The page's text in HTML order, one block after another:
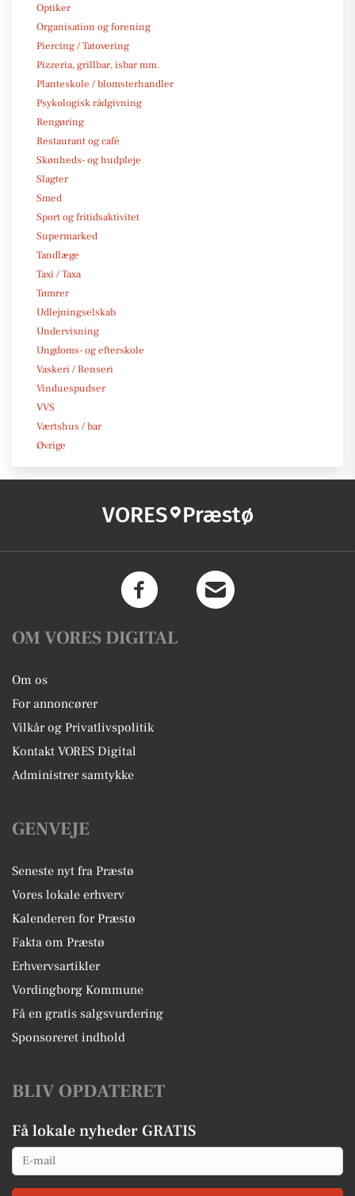
Optiker
Organisation og forening
Piercing / Tatovering
Pizzeria, grillbar, isbar mm.
Planteskole / blomsterhandler
Psykologisk rådgivning
Rengøring
Restaurant og café
Skønheds- og hudpleje
Slagter
Smed
Sport og fritidsaktivitet
Supermarked
Tandlæge
Taxi / Taxa
Tømrer
Udlejningselskab
Undervisning
Ungdoms- og efterskole
Vaskeri / Renseri
Vinduespudser
VVS
Værtshus / bar
Øvrige
VORES Præstø
OM VORES DIGITAL
Om os
For annoncører
Vilkår og Privatlivspolitik
Kontakt VORES Digital
Administrer samtykke
GENVEJE
Seneste nyt fra Præstø
Vores lokale erhverv
Kalenderen for Præstø
Fakta om Præstø
Erhvervsartikler
Vordingborg Kommune
Få en gratis salgsvurdering
Sponsoreret indhold
BLIV OPDATERET
Få lokale nyheder GRATIS
Email